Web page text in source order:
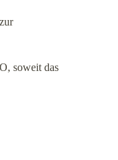
soweit das